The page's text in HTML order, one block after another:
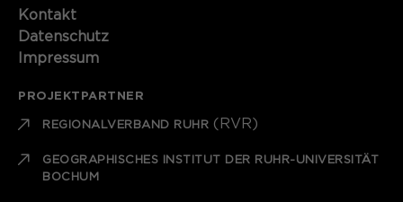
Kontakt​​​​​
Datenschutz
Impressum
PROJEKTPARTNER
REGIONALVERBAND RUHR (RVR)
GEOGRAPHISCHES INSTITUT DER RUHR-UNIVERSITÄT
BOCHUM